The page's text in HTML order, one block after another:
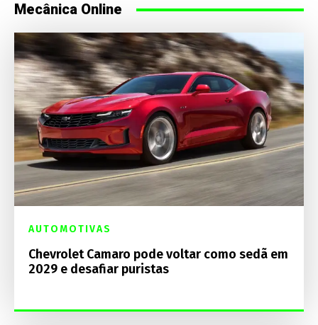
Mecânica Online
AUTOMOTIVAS
Chevrolet Camaro pode voltar como sedã em
2029 e desafiar puristas